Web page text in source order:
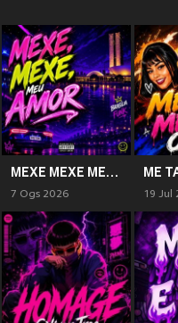
MEXE MEXE MEU AMOR (Explicit)
7 Ogs 2026 19 Jul